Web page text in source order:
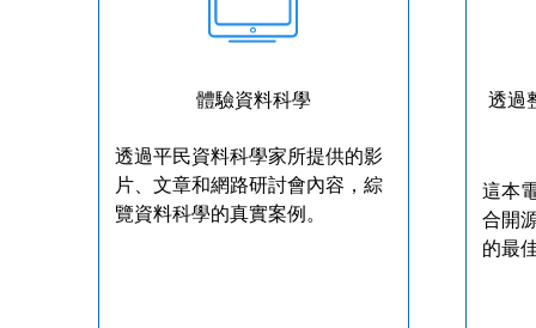
體驗資料科學
透過平民資料科學家所提供的影
片、文章和網路研討會內容，綜
覽資料科學的真實案例。
透過
這本
合開
的最